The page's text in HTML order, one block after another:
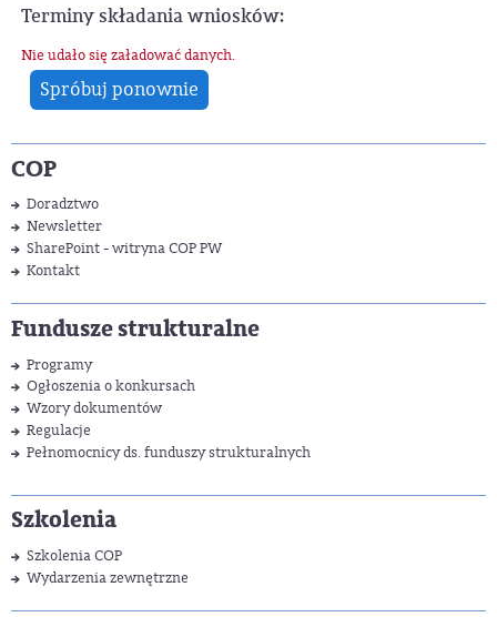
Terminy składania wniosków:
Nie udało się załadować danych.
Spróbuj ponownie
COP
Doradztwo
Newsletter
SharePoint - witryna COP PW
Kontakt
Fundusze strukturalne
Programy
Ogłoszenia o konkursach
Wzory dokumentów
Regulacje
Pełnomocnicy ds. funduszy strukturalnych
Szkolenia
Szkolenia COP
Wydarzenia zewnętrzne